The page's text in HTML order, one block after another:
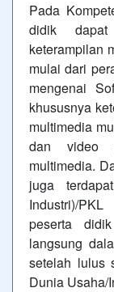
Pada
didik dapat
keterampilan
mulai dari
mengenai
khususnya
multimedia
dan video
multimedia.
juga
Industri)/
peserta
langsung
setelah lulus
Dunia Usaha/